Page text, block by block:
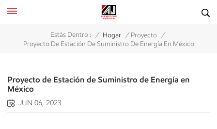
Estás Dentro : / Hogar / Proyecto /
Proyecto De Estación De Suministro De Energía En México
Proyecto de Estación de Suministro de Energía en
México
JUN 06, 2023